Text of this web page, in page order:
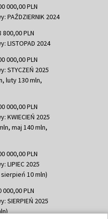
000,00 PLN
PAŹDZIERNIK 2024
PLN
LISTOPAD 2024
000,00 PLN
STYCZEŃ 2025
luty 130 mln,
000,00 PLN
KWIECIEŃ 2025
maj 140 mln,
000,00 PLN
LIPIEC 2025
10 mln)
PLN
SIERPIEŃ 2025